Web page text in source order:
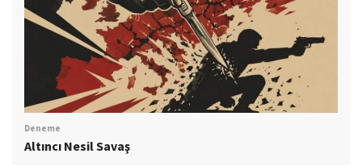
Deneme
Altıncı Nesil Savaş